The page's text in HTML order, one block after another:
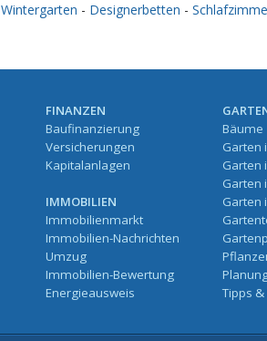
Wintergarten - Designerbetten -
FINANZEN
Baufinanzierung
Versicherungen
Kapitalanlagen
IMMOBILIEN
Immobilienmarkt
Immobilien-Nachrichten
Umzug
Immobilien-Bewertung
Energieausweis
Bäume
Garten
Garten
Garten
Garten
Tipps